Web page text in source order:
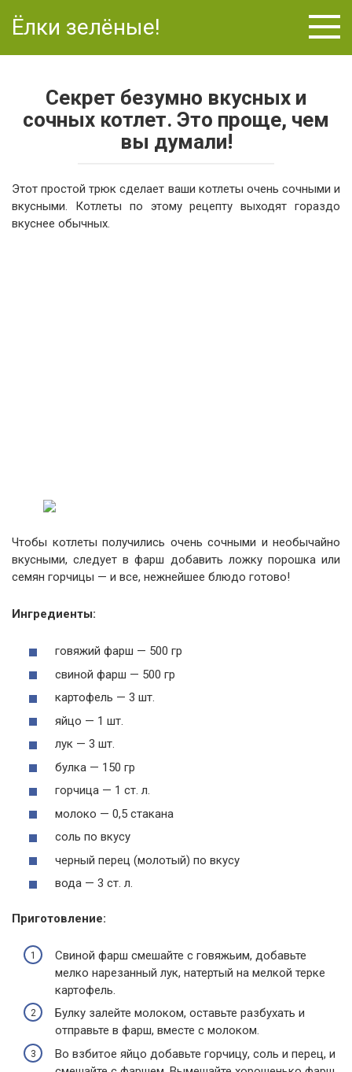
Ёлки зелёные!
Секрет безумно вкусных и
сочных котлет. Это проще, чем
вы думали!
Этот простой трюк сделает ваши котлеты очень сочными и
вкусными. Котлеты по этому рецепту выходят гораздо
вкуснее обычных.
Чтобы котлеты получились очень сочными и необычайно
вкусными, следует в фарш добавить ложку порошка или
семян горчицы — и все, нежнейшее блюдо готово!
Ингредиенты:
говяжий фарш — 500 гр
свиной фарш — 500 гр
картофель — 3 шт.
яйцо — 1 шт.
лук — 3 шт.
булка — 150 гр
горчица — 1 ст. л.
молоко — 0,5 стакана
соль по вкусу
черный перец (молотый) по вкусу
вода — 3 ст. л.
Приготовление:
Свиной фарш смешайте с говяжьим, добавьте
мелко нарезанный лук, натертый на мелкой терке
картофель.
Булку залейте молоком, оставьте разбухать и
отправьте в фарш, вместе с молоком.
Во взбитое яйцо добавьте горчицу, соль и перец, и